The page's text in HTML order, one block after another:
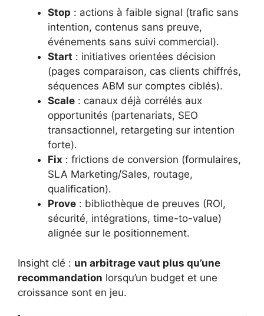
Stop : actions à faible signal (trafic sans
intention, contenus sans preuve,
événements sans suivi commercial).
Start : initiatives orientées décision
(pages comparaison, cas clients chiffrés,
séquences ABM sur comptes ciblés).
Scale : canaux déjà corrélés aux
opportunités (partenariats, SEO
transactionnel, retargeting sur intention
forte).
Fix : frictions de conversion (formulaires,
SLA Marketing/Sales, routage,
qualification).
Prove : bibliothèque de preuves (ROI,
sécurité, intégrations, time-to-value)
alignée sur le positionnement.
Insight clé : un arbitrage vaut plus qu’une
recommandation lorsqu’un budget et une
croissance sont en jeu.